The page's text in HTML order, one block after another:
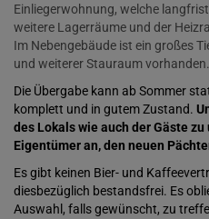
Einliegerwohnung, welche
weitere Lagerräume und der
Im Nebengebäude ist ein großes
und weiterer Stauraum vorhanden.
Die Übergabe kann ab Sommer
komplett und in gutem Zustand.
des Lokals wie auch der Gäste
Eigentümer an, den neuen
Es gibt keinen Bier- und
diesbezüglich bestandsfrei. Es
Auswahl, falls gewünscht, zu